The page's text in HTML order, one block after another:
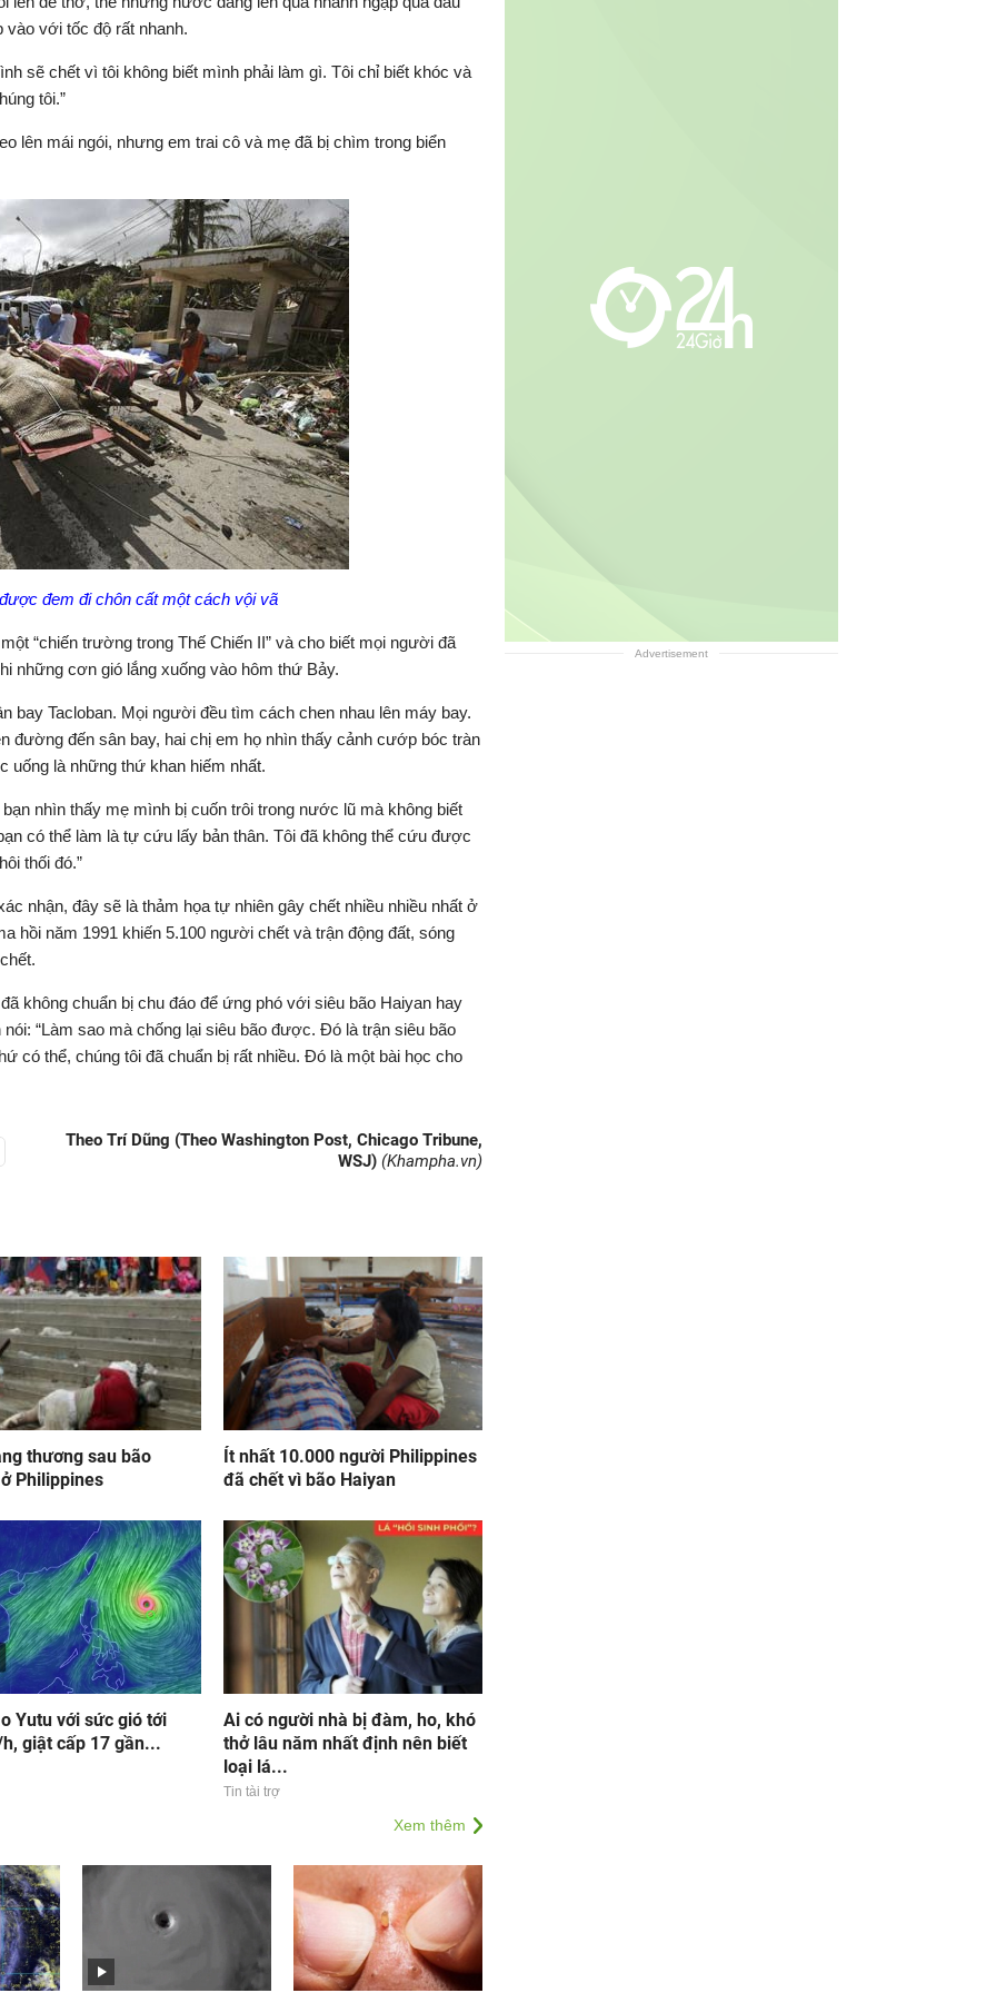
vào với tốc độ rất nhanh.
sẽ chết vì tôi không biết mình phải làm gì. Tôi chỉ biết khóc và
tôi.”
lên mái ngói, nhưng em trai cô và mẹ đã bị chìm trong biển
đem đi chôn cất một cách vội vã
“chiến trường trong Thế Chiến II” và cho biết mọi người đã
những cơn gió lắng xuống vào hôm thứ Bảy.
bay Tacloban. Mọi người đều tìm cách chen nhau lên máy bay.
đường đến sân bay, hai chị em họ nhìn thấy cảnh cướp bóc tràn
là những thứ khan hiếm nhất.
nhìn thấy mẹ mình bị cuốn trôi trong nước lũ mà không biết
có thể làm là tự cứu lấy bản thân. Tôi đã không thể cứu được
thối đó.”
nhận, đây sẽ là thảm họa tự nhiên gây chết nhiều nhiều nhất ở
hồi năm 1991 khiến 5.100 người chết và trận động đất, sóng
không chuẩn bị chu đáo để ứng phó với siêu bão Haiyan hay
“Làm sao mà chống lại siêu bão được. Đó là trận siêu bão
có thể, chúng tôi đã chuẩn bị rất nhiều. Đó là một bài học cho
Theo Trí Dũng (Theo Washington Post, Chicago Tribune,
WSJ) (Khampha.vn)
thương sau bão
Philippines
Ít nhất 10.000 người Philippines
đã chết vì bão Haiyan
Yutu với sức gió tới
giật cấp 17 gần...
Ai có người nhà bị đàm, ho, khó
thở lâu năm nhất định nên biết
loại lá...
Tin tài trợ
Xem thêm
Advertisement